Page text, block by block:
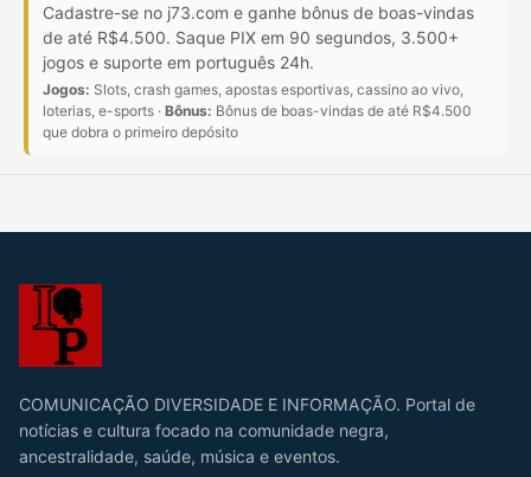
Cadastre-se no j73.com e ganhe bônus de boas-vindas
de até R$4.500. Saque PIX em 90 segundos, 3.500+
jogos e suporte em português 24h.
Jogos: Slots, crash games, apostas esportivas, cassino ao vivo,
loterias, e-sports · Bônus: Bônus de boas-vindas de até R$4.500
que dobra o primeiro depósito
COMUNICAÇÃO DIVERSIDADE E INFORMAÇÃO. Portal de
notícias e cultura focado na comunidade negra,
ancestralidade, saúde, música e eventos.